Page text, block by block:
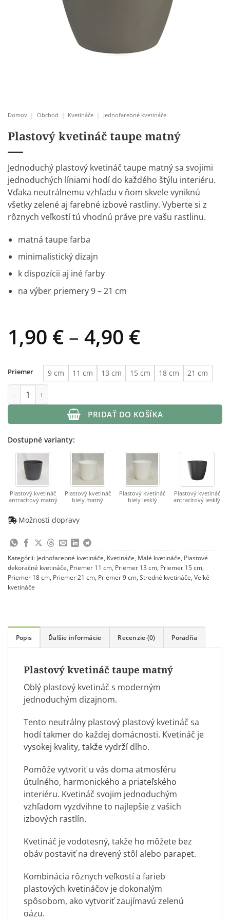
Domov | Obchod | Kvetináče | Jednofarebné kvetináče
Plastový kvetináč taupe matný
Jednoduchý plastový kvetináč taupe matný sa svojimi
jednoduchých líniami hodí do každého štýlu interiéru.
Vďaka neutrálnemu vzhľadu v ňom skvele vyniknú
všetky zelené aj farebné izbové rastliny. Vyberte si z
rôznych veľkostí tú vhodnú práve pre vašu rastlinu.
matná taupe farba
minimalistický dizajn
k dispozícii aj iné farby
na výber priemery 9 – 21 cm
1,90 € – 4,90 €Price
1,90 €
4,90 €
Priemer 9 cm 11 cm 13 cm 15 cm 18 cm
21 cm
množstvo Plastový kvetináč taupe matný
PRIDAŤ DO KOŠÍKA
Dostupné varianty:
Plastový kvetináč
antracitový matný
Plastový kvetináč
biely matný
Plastový kvetináč
biely lesklý
Plastový kvetináč
antracitový lesklý
Možnosti dopravy
Kategórií: Jednofarebné kvetináče, Kvetináče, Malé kvetináče, Plastové
dekoračné kvetináče, Priemer 11 cm, Priemer 13 cm, Priemer 15 cm,
Priemer 18 cm, Priemer 21 cm, Priemer 9 cm, Stredné kvetináče, Veľké
kvetináče
Popis Ďalšie informácie Recenzie (0) Poradňa
Plastový kvetináč taupe matný
Oblý plastový kvetináč s moderným
jednoduchým dizajnom.
Tento neutrálny plastový plastový kvetináč sa
hodí takmer do každej domácnosti. Kvetináč je
vysokej kvality, takže vydrží dlho.
Pomôže vytvoriť u vás doma atmosféru
útulného, harmonického a priateľského
interiéru. Kvetináč svojim jednoduchým
vzhľadom vyzdvihne to najlepšie z vašich
izbových rastlín.
Kvetináč je vodotesný, takže ho môžete bez
obáv postaviť na drevený stôl alebo parapet.
Kombinácia rôznych veľkostí a farieb
plastových kvetináčov je dokonalým
spôsobom, ako vytvoriť zaujímavú zelenú
oázu.